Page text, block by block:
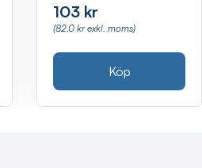
103 kr
(82.0 kr exkl. moms)
Köp